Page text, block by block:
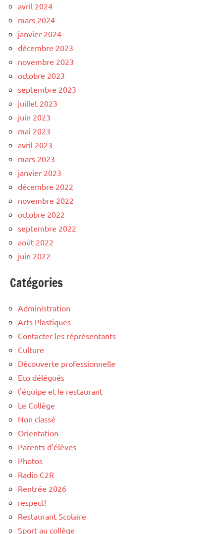
avril 2024
mars 2024
janvier 2024
décembre 2023
novembre 2023
octobre 2023
septembre 2023
juillet 2023
juin 2023
mai 2023
avril 2023
mars 2023
janvier 2023
décembre 2022
novembre 2022
octobre 2022
septembre 2022
août 2022
juin 2022
Catégories
Administration
Arts Plastiques
Contacter les réprésentants
Culture
Découverte professionnelle
Eco délégués
l'équipe et le restaurant
Le Collège
Non classé
Orientation
Parents d'élèves
Photos
Radio C2R
Rentrée 2026
respect!
Restaurant Scolaire
Sport au collège